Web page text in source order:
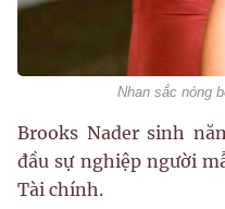
Nhan sắc nóng
Brooks Nader sinh
đầu sự nghiệp người
Tài chính.